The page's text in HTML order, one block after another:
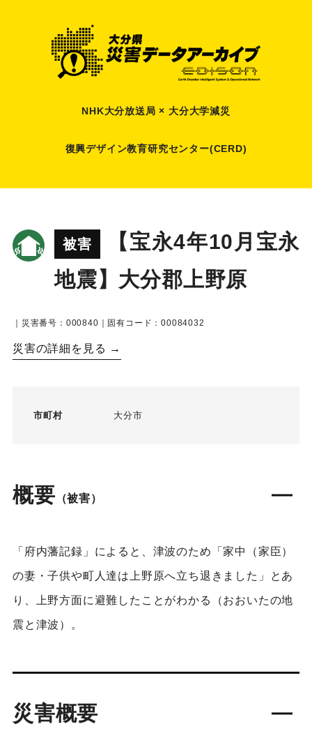
NHK大分放送局 × 大分大学減災
復興デザイン教育研究センター(CERD)
被害
【宝永4年10月宝永
地震】大分郡上野原
｜災害番号：000840｜固有コード：00084032
災害の詳細を見る →
市町村 大分市
概要 （被害）
「府内藩記録」によると、津波のため「家中（家臣）
の妻・子供や町人達は上野原へ立ち退きました」とあ
り、上野方面に避難したことがわかる（おおいたの地
震と津波）。
災害概要